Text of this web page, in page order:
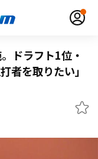
ドラフト1位・
者を取りたい」